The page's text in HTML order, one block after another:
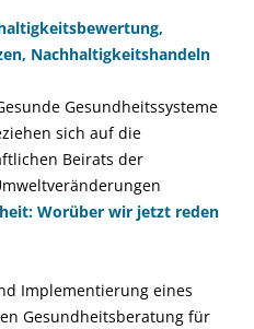
Nachhaltigkeitshandeln
Gesundheitssysteme
sich auf die
Beirats der
Worüber wir jetzt reden
Implementierung eines
Gesundheitsberatung für